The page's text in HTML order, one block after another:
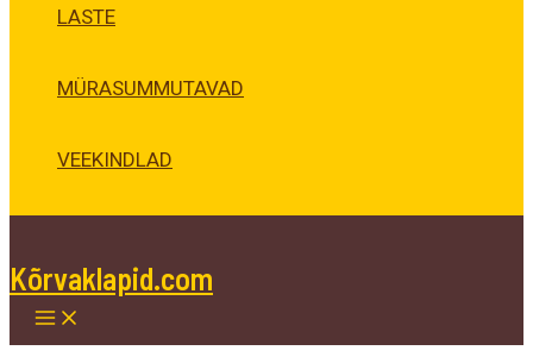
LASTE
MÜRASUMMUTAVAD
VEEKINDLAD
Kõrvaklapid.com